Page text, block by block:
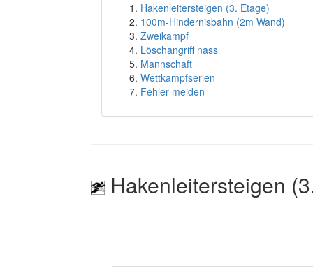
Hakenleitersteigen (3. Etage)
100m-Hindernisbahn (2m Wand)
Zweikampf
Löschangriff nass
Mannschaft
Wettkampfserien
Fehler melden
Hakenleitersteigen